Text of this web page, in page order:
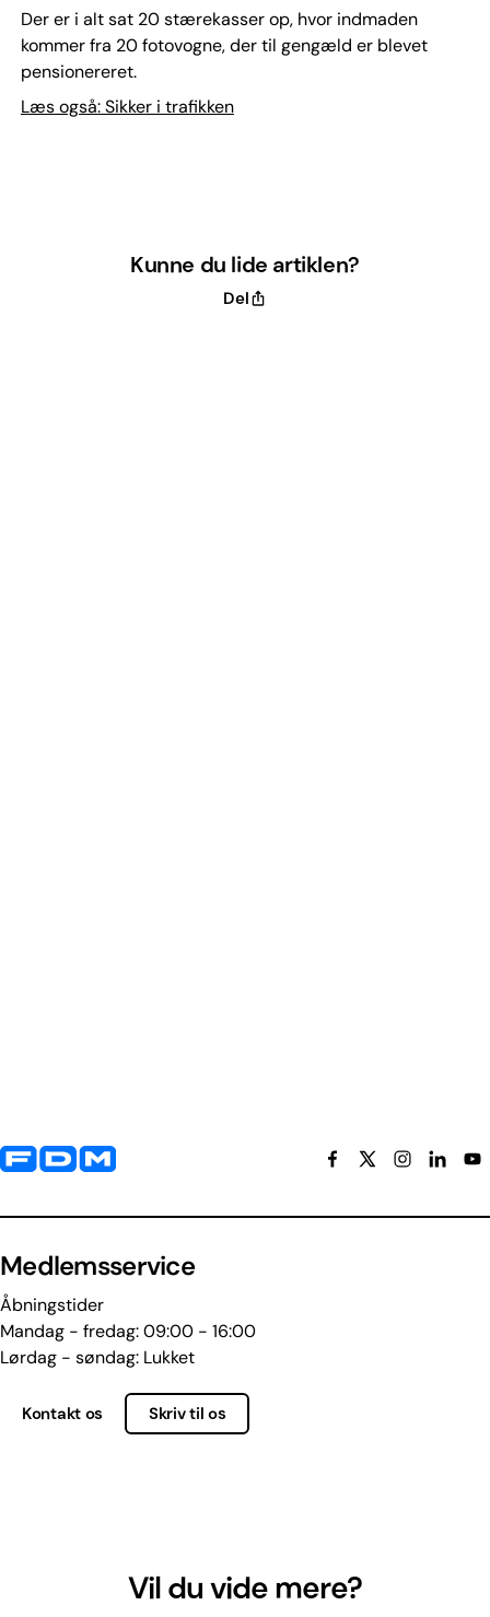
Der er i alt sat 20 stærekasser op, hvor indmaden
kommer fra 20 fotovogne, der til gengæld er blevet
pensionereret.
Læs også: Sikker i trafikken
Kunne du lide artiklen?
Del
Yderligere information og kontaktoplysninger
Medlemsservice
Åbningstider
Mandag - fredag: 09:00 - 16:00
Lørdag - søndag: Lukket
Kontakt os Skriv til os
Vil du vide mere?